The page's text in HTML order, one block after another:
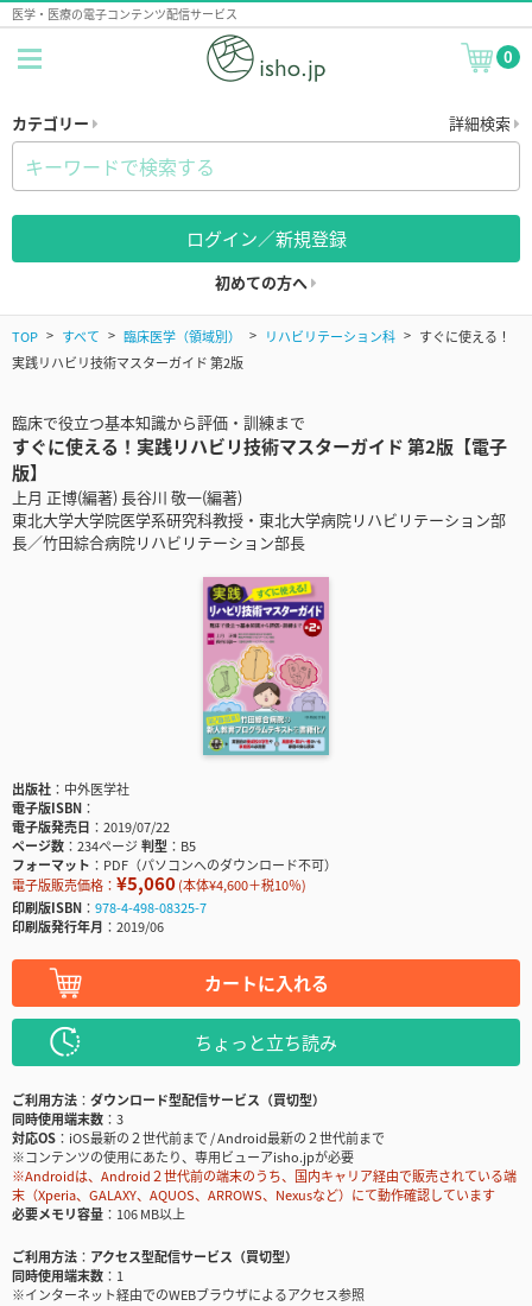
医学・医療の電子コンテンツ配信サービス
0
カテゴリー 詳細検索
ログイン／新規登録
初めての方へ
TOP すべて 臨床医学（領域別） リハビリテーション科
すぐに使える！
実践リハビリ技術マスターガイド 第2版
臨床で役立つ基本知識から評価・訓練まで
すぐに使える！実践リハビリ技術マスターガイド 第2版【電子
版】
上月 正博(編著) 長谷川 敬一(編著)
東北大学大学院医学系研究科教授・東北大学病院リハビリテーション部
長／竹田綜合病院リハビリテーション部長
出版社
中外医学社
電子版ISBN
電子版発売日
2019/07/22
ページ数
234ページ判型
B5
フォーマット
PDF（パソコンへのダウンロード不可）
電子版販売価格： ¥5,060(本体¥4,600＋税10％)
印刷版ISBN
978-4-498-08325-7
印刷版発行年月
2019/06
カートに入れる
ちょっと立ち読み
ご利用方法
ダウンロード型配信サービス（買切型）
同時使用端末数
3
対応OS
iOS最新の２世代前まで / Android最新の２世代前まで
※コンテンツの使用にあたり、専用ビューアisho.jpが必要
※Androidは、Android２世代前の端末のうち、国内キャリア経由で販売されている端
末（Xperia、GALAXY、AQUOS、ARROWS、Nexusなど）にて動作確認しています
必要メモリ容量
106 MB以上
ご利用方法
アクセス型配信サービス（買切型）
同時使用端末数
1
※インターネット経由でのWEBブラウザによるアクセス参照